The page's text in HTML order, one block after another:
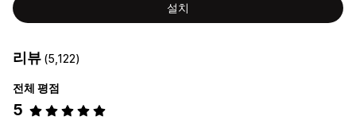
설치
리뷰 (5,122)
전체 평점
5